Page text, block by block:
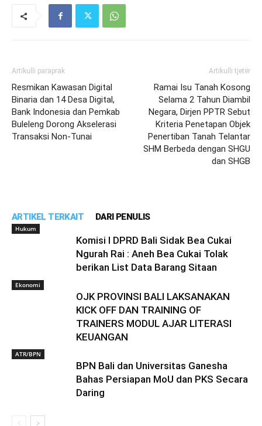
Artikulli paraprak
Resmikan Kawasan Digital
Binaria dan 14 Desa Digital,
Bank Indonesia dan Pemkab
Buleleng Dorong Akselerasi
Transaksi Non-Tunai
Artikulli tjetër
Ramai Isu Tanah Kosong
Selama 2 Tahun Diambil
Negara, Dirjen PPTR Sebut
Kriteria Penetapan Objek
Penertiban Tanah Telantar
SHM Berbeda dengan SHGU
dan SHGB
ARTIKEL TERKAIT DARI PENULIS
Hukum
Komisi I DPRD Bali Sidak Bea Cukai
Ngurah Rai : Aneh Bea Cukai Tolak
berikan List Data Barang Sitaan
Ekonomi
OJK PROVINSI BALI LAKSANAKAN
KICK OFF DAN TRAINING OF
TRAINERS MODUL AJAR LITERASI
KEUANGAN
ATR/BPN
BPN Bali dan Universitas Ganesha
Bahas Persiapan MoU dan PKS Secara
Daring